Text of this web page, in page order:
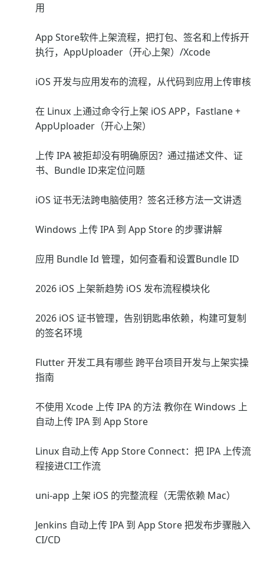
用
App Store软件上架流程，把打包、签名和上传拆开
执行，AppUploader（开心上架）/Xcode
iOS 开发与应用发布的流程，从代码到应用上传审核
在 Linux 上通过命令行上架 iOS APP，Fastlane +
AppUploader（开心上架）
上传 IPA 被拒却没有明确原因？通过描述文件、证
书、Bundle ID来定位问题
iOS 证书无法跨电脑使用？签名迁移方法一文讲透
Windows 上传 IPA 到 App Store 的步骤讲解
应用 Bundle Id 管理，如何查看和设置Bundle ID
2026 iOS 上架新趋势 iOS 发布流程模块化
2026 iOS 证书管理，告别钥匙串依赖，构建可复制
的签名环境
Flutter 开发工具有哪些 跨平台项目开发与上架实操
指南
不使用 Xcode 上传 IPA 的方法 教你在 Windows 上
自动上传 IPA 到 App Store
Linux 自动上传 App Store Connect：把 IPA 上传流
程接进CI工作流
uni-app 上架 iOS 的完整流程（无需依赖 Mac）
Jenkins 自动上传 IPA 到 App Store 把发布步骤融入
CI/CD